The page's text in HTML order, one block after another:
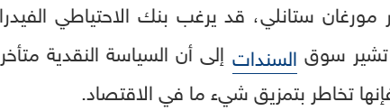
سوق السندات إلى أن السياسة النقدية
تخاطر بتمزيق شيء ما في الاقتصاد.